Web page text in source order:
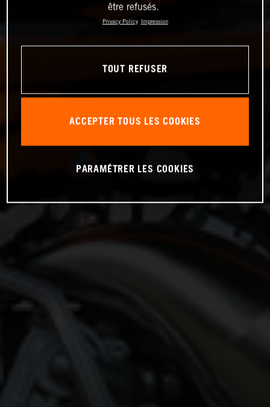
être refusés.
Privacy Policy Impression
TOUT REFUSER
ACCEPTER TOUS LES COOKIES
PARAMÉTRER LES COOKIES